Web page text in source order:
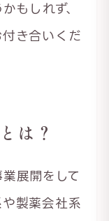
もしれず、
き合いくだ
は？
展開をして
製薬会社系